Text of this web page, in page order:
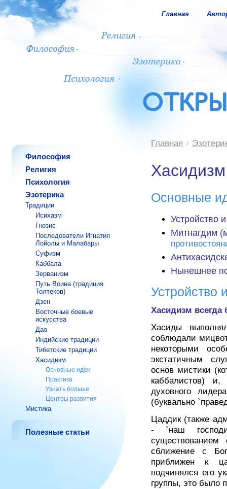
Главная
Философия
Религия
Психология
Эзотерика
Традиции
Исихазм
Гнозис
Последователи Игнатия
Лойолы и Малабары
Суфизм
Каббала
Зерванизм
Путь Воина (традиция
Толтеков)
Дзен
Восточные боевые
искусства
Дао
Индийские трaдиции
Тибетские традиции
Хасидизм
Основные идеи
Практика
Узнать больше
Центры развития
Мистика
Полезные статьи
Главная
Хасидизм
Основные
Устройство
Митнагдим
Нынешнее
Устройство
Хасидизм
Хасиды
соблюдали
некоторыми
экстатичным
основ мистики
каббалистов)
духовного
(буквально
Цаддик (также
- `наш
сближение с
приближен к
подчинялся его
группы, это было